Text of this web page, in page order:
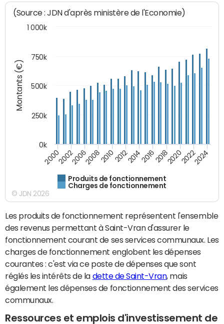
Montants (€)
(Source : JDN d'après ministère de l'Economie)
Produits de fonctionnement
Charges de fonctionnement
200020022006200820102012201420162018202020222024
0k
250k
500k
750k
1 000k
© JDN 2026
Les produits de fonctionnement représentent l'ensemble
des revenus permettant à Saint-Vran d'assurer le
fonctionnement courant de ses services communaux. Les
charges de fonctionnement englobent les dépenses
courantes : c'est via ce poste de dépenses que sont
réglés les intérêts de la dette de Saint-Vran, mais
également les dépenses de fonctionnement des services
communaux.
Ressources et emplois d'investissement de